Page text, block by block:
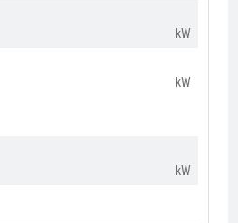
kW
kW
kW